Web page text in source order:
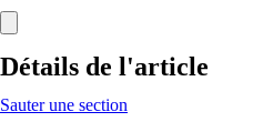
Détails de l'article
Sauter une section